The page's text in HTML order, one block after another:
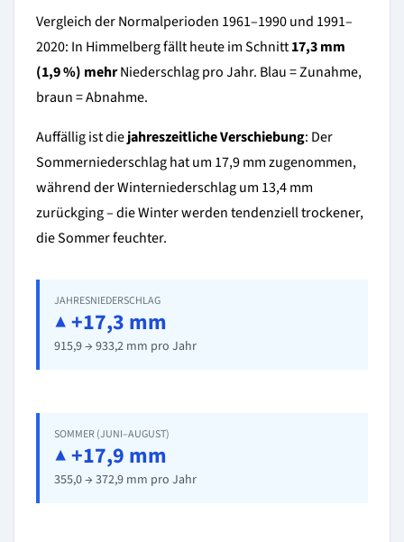
Vergleich der Normalperioden 1961–1990 und 1991–
2020: In Himmelberg fällt heute im Schnitt17,3 mm
(1,9 %) mehrNiederschlag pro Jahr. Blau = Zunahme,
braun = Abnahme.
Auffällig ist diejahreszeitliche Verschiebung: Der
Sommerniederschlag hat um 17,9 mm zugenommen,
während der Winterniederschlag um 13,4 mm
zurückging – die Winter werden tendenziell trockener,
die Sommer feuchter.
JAHRESNIEDERSCHLAG
▲ +17,3 mm
915,9 → 933,2 mm pro Jahr
SOMMER (JUNI–AUGUST)
▲ +17,9 mm
355,0 → 372,9 mm pro Jahr